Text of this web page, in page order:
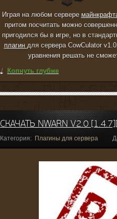
Играя на любом сервере
притом посчитать можно
пригодился бы в игре, но в
плагин для сервера CowCulator
уравнения решать не
Копнуть глубже
СКАЧАТЬ NWARN V2.0
Категория: Плагины для сервера